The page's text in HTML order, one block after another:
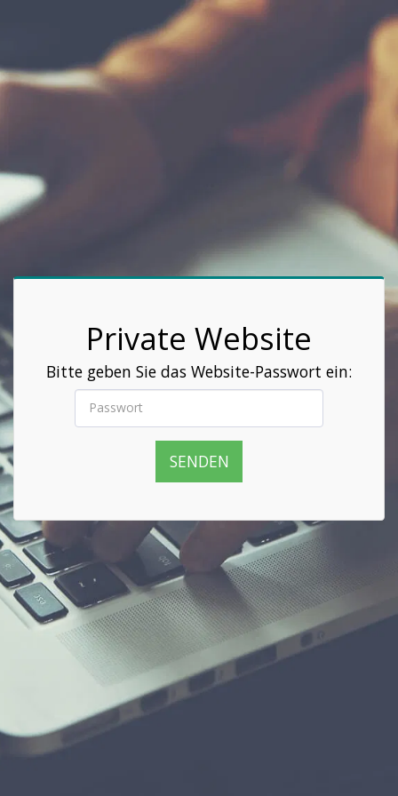
Private Website
Bitte geben Sie das Website-Passwort ein:
SENDEN